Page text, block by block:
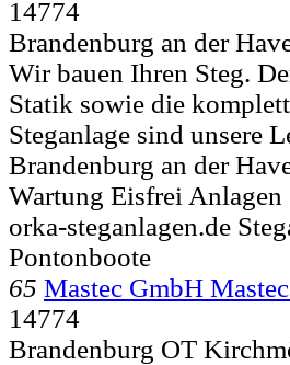
14774
Brandenburg an der
Wir bauen Ihren Steg.
Statik sowie die
Steganlage sind unsere
Brandenburg an der
Wartung Eisfrei Anlagen
orka-steganlagen.de
Pontonboote
65 Mastec GmbH
14774
Brandenburg OT